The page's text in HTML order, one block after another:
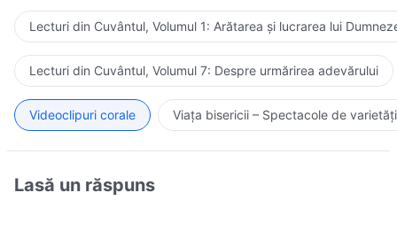
Lecturi din Cuvântul, Volumul 1: Arătarea și lucrarea lui
Lecturi din Cuvântul, Volumul 7: Despre urmărirea adevărului
Videoclipuri corale Viața bisericii – Spectacole de varietăți
Lasă un răspuns